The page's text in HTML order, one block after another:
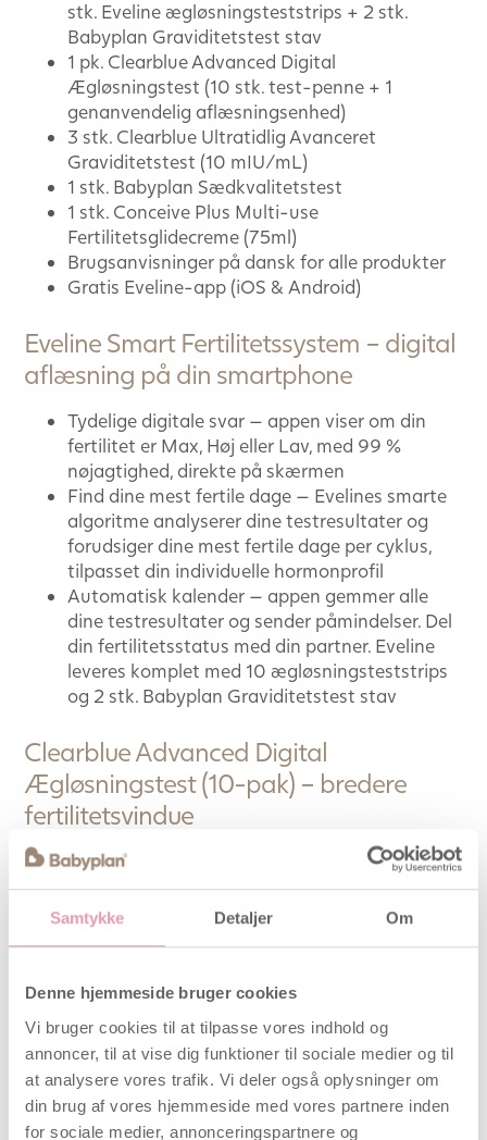
Samtykke Detaljer Om
Denne hjemmeside bruger cookies
Vi bruger cookies til at tilpasse vores indhold og
annoncer, til at vise dig funktioner til sociale medier og til
at analysere vores trafik. Vi deler også oplysninger om
din brug af vores hjemmeside med vores partnere inden
for sociale medier, annonceringspartnere og
stk. Eveline ægløsningsteststrips + 2 stk.
Babyplan Graviditetstest stav
1 pk. Clearblue Advanced Digital
Ægløsningstest (10 stk. test-penne + 1
genanvendelig aflæsningsenhed)
3 stk. Clearblue Ultratidlig Avanceret
Graviditetstest (10 mIU/mL)
1 stk. Babyplan Sædkvalitetstest
1 stk. Conceive Plus Multi-use
Fertilitetsglidecreme (75ml)
Brugsanvisninger på dansk for alle produkter
Gratis Eveline-app (iOS & Android)
Eveline Smart Fertilitetssystem – digital
aflæsning på din smartphone
Tydelige digitale svar — appen viser om din
fertilitet er Max, Høj eller Lav, med 99 %
nøjagtighed, direkte på skærmen
Find dine mest fertile dage — Evelines smarte
algoritme analyserer dine testresultater og
forudsiger dine mest fertile dage per cyklus,
tilpasset din individuelle hormonprofil
Automatisk kalender — appen gemmer alle
dine testresultater og sender påmindelser. Del
din fertilitetsstatus med din partner. Eveline
leveres komplet med 10 ægløsningsteststrips
og 2 stk. Babyplan Graviditetstest stav
Clearblue Advanced Digital
Ægløsningstest (10-pak) – bredere
fertilitetsvindue
Den eneste ægløsningstest der typisk forudsiger 4
Sporer østrogen + LH — Høj fertilitet vises med
blinkende smiley, Maksimal fertilitet med
dage er personligt og varierer mellem cyklusser
Genanvendelig aflæsningsenhed — 10
engangstestpenne og 1 aflæsningsenhed til
næste cyklus. Bemærk: fungerer kun med
medfølgende testpenne. Hvis du registrerer 9
eller flere dage med Høj fertilitet, er det